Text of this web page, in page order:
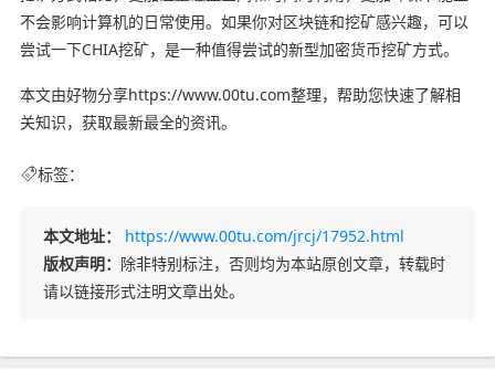
不会影响计算机的日常使用。如果你对区块链和挖矿感兴趣，可以
尝试一下CHIA挖矿，是一种值得尝试的新型加密货币挖矿方式。
本文由好物分享https://www.00tu.com整理，帮助您快速了解相
关知识，获取最新最全的资讯。
标签：
本文地址：
https://www.00tu.com/jrcj/17952.html
版权声明： 除非特别标注，否则均为本站原创文章，转载时
请以链接形式注明文章出处。